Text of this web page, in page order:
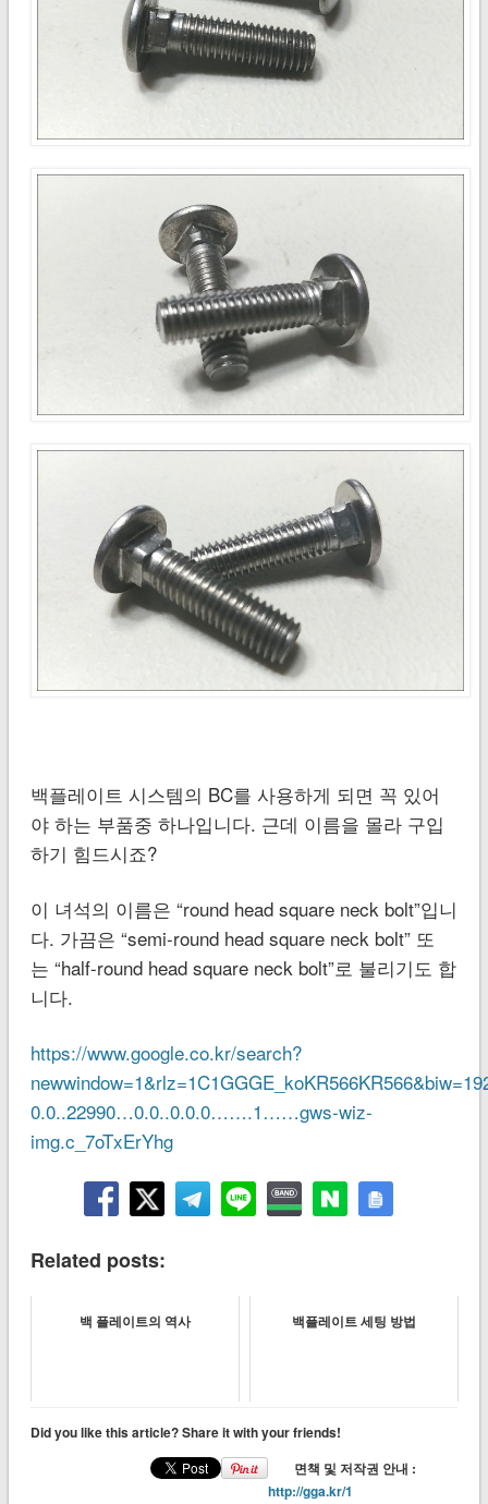
백플레이트 시스템의 BC를 사용하게 되면 꼭 있어
야 하는 부품중 하나입니다. 근데 이름을 몰라 구입
하기 힘드시죠?
이 녀석의 이름은 “round head square neck bolt”입니
다. 가끔은 “semi-round head square neck bolt” 또
는 “half-round head square neck bolt”로 불리기도 합
니다.
https://www.google.co.kr/search?
0.0..22990…0.0..0.0.0…….1……gws-wiz-
img.c_7oTxErYhg
Related posts:
백 플레이트의 역사 백플레이트 세팅 방법
Did you like this article? Share it with your friends!
면책 및 저작권 안내 :
http://gga.kr/1